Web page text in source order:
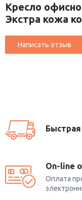
Кресло
Экстра кожа
Быстрая
On-line
Оплата